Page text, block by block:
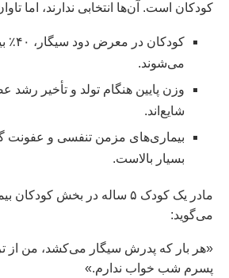
کودکان است. آن‌ها انتخابی ندارند، اما
می‌شوند.
وزن پایین هنگام تولد و تأخیر رشد
شایع‌اند.
بیماری‌های مزمن تنفسی و عفونت
بسیار بالاست.
مادر یک کودک ۵ ساله در بخش
می‌گوید:
«هر بار که پدرش سیگار می‌کشد، من
پسرم شب خواب ندارم.»